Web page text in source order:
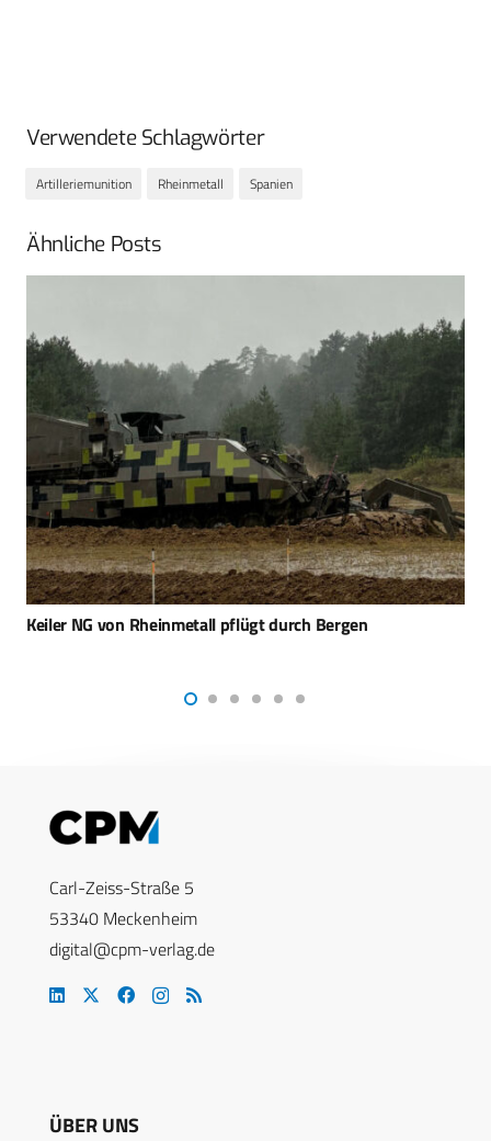
Verwendete Schlagwörter
Artilleriemunition Rheinmetall Spanien
Ähnliche Posts
SpainSat NG-III – Airbus baut neuen
Carl-Zeiss-Straße 5
53340 Meckenheim
digital@cpm-verlag.de
ÜBER UNS